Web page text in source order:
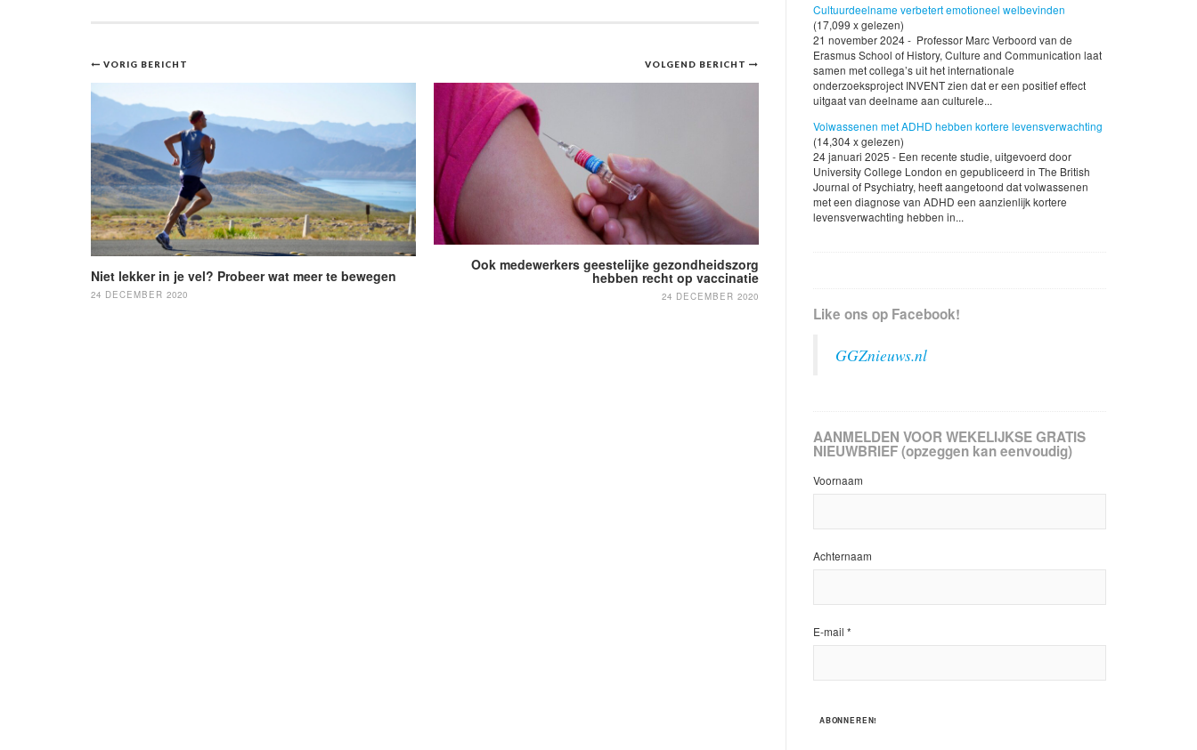
Bericht
navigatie
VOLGEND BERICHT
Ook medewerkers geestelijke gezondheidszorg
hebben recht op vaccinatie
24 DECEMBER 2020
VORIG BERICHT
Niet lekker in je vel? Probeer wat meer te bewegen
24 DECEMBER 2020
Cultuurdeelname verbetert emotioneel welbevinden
(17,099 x gelezen)
21 november 2024 - Professor Marc Verboord van de
Erasmus School of History, Culture and Communication laat
samen met collega’s uit het internationale
onderzoeksproject INVENT zien dat er een positief effect
uitgaat van deelname aan culturele...
Volwassenen met ADHD hebben kortere levensverwachting
(14,304 x gelezen)
24 januari 2025 - Een recente studie, uitgevoerd door
University College London en gepubliceerd in The British
Journal of Psychiatry, heeft aangetoond dat volwassenen
met een diagnose van ADHD een aanzienlijk kortere
levensverwachting hebben in...
Like ons op Facebook!
GGZnieuws.nl
AANMELDEN VOOR WEKELIJKSE GRATIS
NIEUWBRIEF (opzeggen kan eenvoudig)
Voornaam
Achternaam
E-mail *